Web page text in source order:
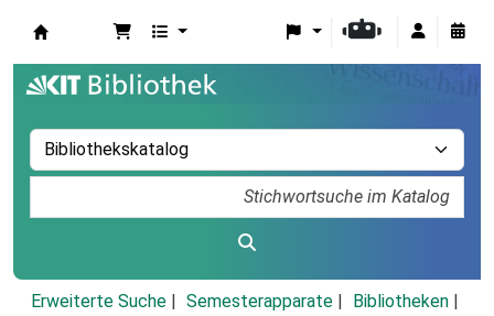
Erweiterte Suche Semesterapparate
Bibliotheken